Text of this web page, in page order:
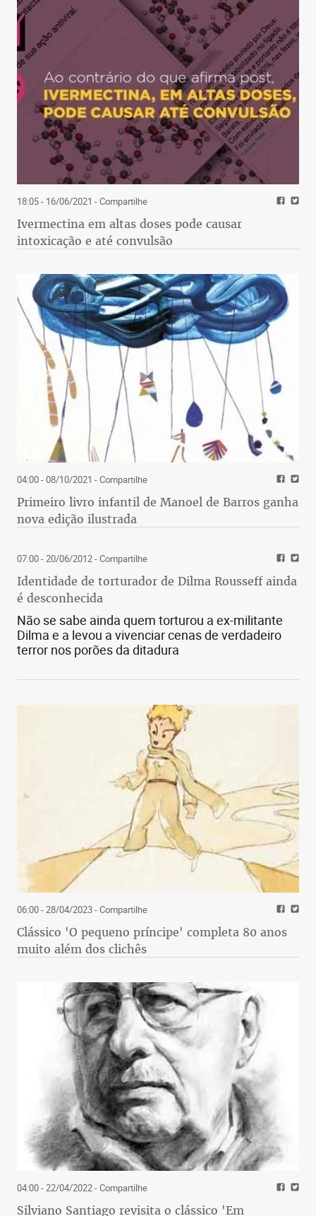
18:05 - 16/06/2021 - Compartilhe
Ivermectina em altas doses pode causar
intoxicação e até convulsão
04:00 - 08/10/2021 - Compartilhe
Primeiro livro infantil de Manoel de Barros ganha
nova edição ilustrada
07:00 - 20/06/2012- Compartilhe
Identidade de torturador de Dilma Rousseff ainda
é desconhecida
Não se sabe ainda quem torturou a ex-militante
Dilma e a levou a vivenciar cenas de verdadeiro
terror nos porões da ditadura
06:00 - 28/04/2023- Compartilhe
Clássico 'O pequeno príncipe' completa 80 anos
muito além dos clichês
04:00 - 22/04/2022- Compartilhe
Silviano Santiago revisita o clássico 'Em